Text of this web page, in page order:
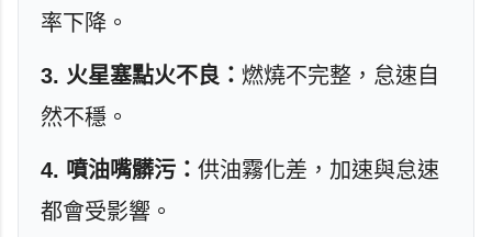
率下降。
3. 火星塞點火不良： 燃燒不完整，怠速自
然不穩。
4. 噴油嘴髒污： 供油霧化差，加速與怠速
都會受影響。